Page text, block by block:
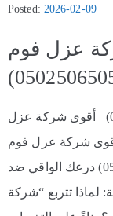
Posted: 2026-02-09
عزل فوم
أقوى شركة عزل فوم بالقصيم(0502506505) أقوى شركة عزل
أقوى شركة عزل فوم
بالقصيم(0502506505) النجم (0502506505) درعك الواقي ضد
المياه! 2026: مقدمة: لماذا تتربع “شركة